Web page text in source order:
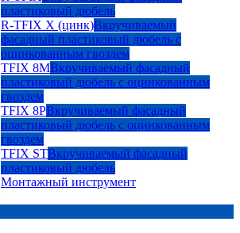
пластиковый дюбель
R-TFIX X (цинк)Вкручиваемый
фасадный пластиковый дюбель с
оцинкованным гвоздем
TFIX 8MВкручиваемый фасадный
пластиковый дюбель с оцинкованным
гвоздем
TFIX 8PВкручиваемый фасадный
пластиковый дюбель с оцинкованным
гвоздем
TFIX STВкручиваемый фасадный
пластиковый дюбель
Монтажный инструмент